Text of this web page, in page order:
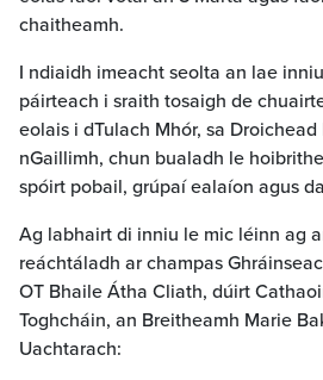
chaitheamh.
I ndiaidh imeacht seolta an lae
páirteach i sraith tosaigh de
eolais i dTulach Mhór, sa
nGaillimh, chun bualadh le
spóirt pobail, grúpaí ealaíon agus
Ag labhairt di inniu le mic léinn ag
reáchtáladh ar champas
OT Bhaile Átha Cliath, dúirt
Toghcháin, an Breitheamh Marie
Uachtarach: